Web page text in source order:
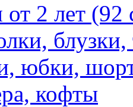
от 2 лет
юбки,
кофты